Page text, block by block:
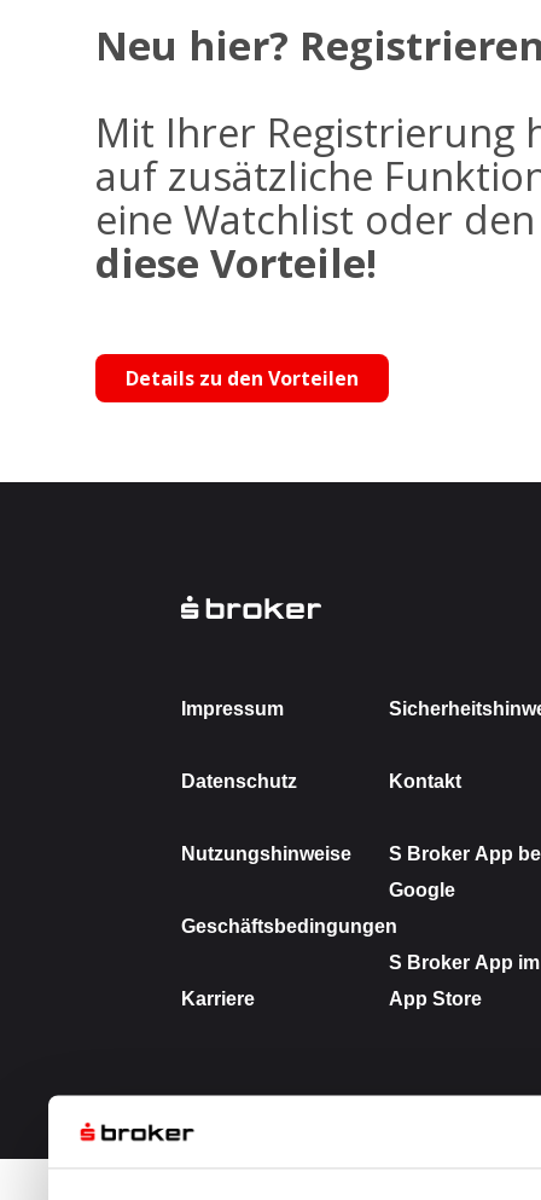
Neu hier?
Mit Ihrer Registrierung
auf zusätzliche
eine Watchlist oder
diese Vorteile!
Details zu den Vorteilen